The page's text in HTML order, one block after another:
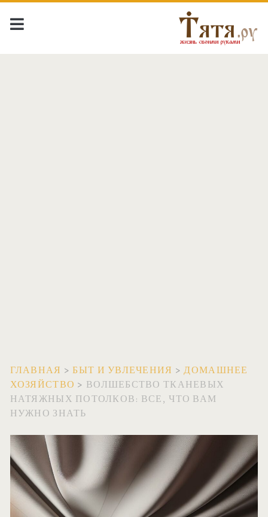
ГЛАВНАЯ >БЫТ И УВЛЕЧЕНИЯ >ДОМАШНЕЕ
ХОЗЯЙСТВО > ВОЛШЕБСТВО ТКАНЕВЫХ
НАТЯЖНЫХ ПОТОЛКОВ: ВСЕ, ЧТО ВАМ
НУЖНО ЗНАТЬ